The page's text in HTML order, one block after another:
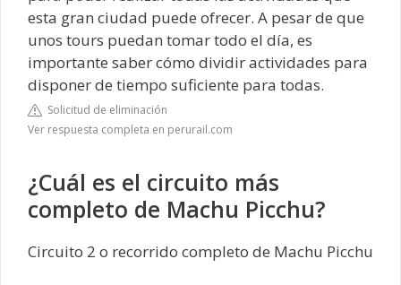
esta gran ciudad puede ofrecer. A pesar de que
unos tours puedan tomar todo el día, es
importante saber cómo dividir actividades para
disponer de tiempo suficiente para todas.
Solicitud de eliminación
Ver respuesta completa en perurail.com
¿Cuál es el circuito más
completo de Machu Picchu?
Circuito 2 o recorrido completo de Machu Picchu